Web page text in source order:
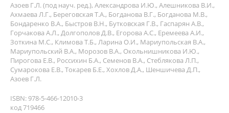
Азоев Г.Л. (под науч. ред.), Александрова И.Ю., Алешникова В.И.,
Ахмаева Л.Г., Береговская Т.А., Богданова В.Г., Богданова М.В.,
Бондаренко В.А., Быстров В.Н., Бутковская Г.В., Гаспарян А.В.,
Горчакова А.Л., Долгополов Д.В., Егорова А.С., Еремеева А.И.,
Зоткина М.С., Климова Т.Б., Ларина О.И., Мариупольская В.А.,
Мариупольский В.А., Морозов В.А., Окольнишникова И.Ю.,
Пирогова Е.В., Россихин Б.А., Семенов В.А., Стеблякова Л.П.,
Сумарокова Е.В., Токарев Б.Е., Хохлов Д.А., Шеншичева Д.П.,
Азоев Г.Л.
ISBN: 978-5-466-12010-3
код 719466